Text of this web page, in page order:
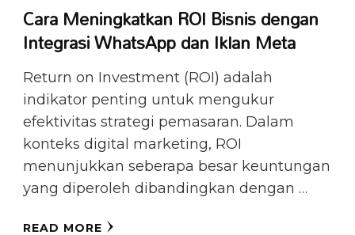
Cara Meningkatkan ROI Bisnis dengan
Integrasi WhatsApp dan Iklan Meta
Return on Investment (ROI) adalah
indikator penting untuk mengukur
efektivitas strategi pemasaran. Dalam
konteks digital marketing, ROI
menunjukkan seberapa besar keuntungan
yang diperoleh dibandingkan dengan …
READ MORE